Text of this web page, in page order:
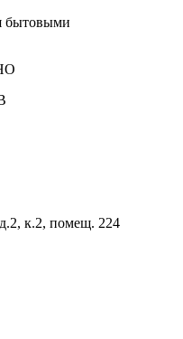
бытовыми
к.2, помещ. 224